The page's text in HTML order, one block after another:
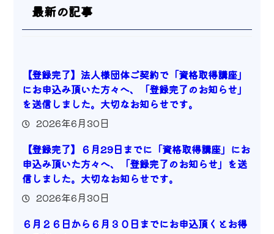
最新の記事
【登録完了】法人様団体ご契約で「資格取得講座」
にお申込み頂いた方々へ、「登録完了のお知らせ」
を送信しました。大切なお知らせです。
2026年6月30日
【登録完了】６月29日までに「資格取得講座」にお
申込み頂いた方々へ、「登録完了のお知らせ」を送
信しました。大切なお知らせです。
2026年6月30日
６月２６日から６月３０日までにお申込頂くとお得